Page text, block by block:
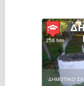
256 hits
ΔΗΜΟΤΙΚΟ